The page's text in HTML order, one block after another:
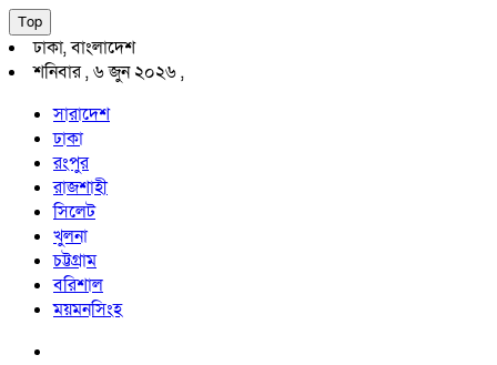
Top
ঢাকা, বাংলাদেশ
শনিবার , ৬ জুন ২০২৬ ,
সারাদেশ
ঢাকা
রংপুর
রাজশাহী
সিলেট
খুলনা
চট্টগ্রাম
বরিশাল
ময়মনসিংহ